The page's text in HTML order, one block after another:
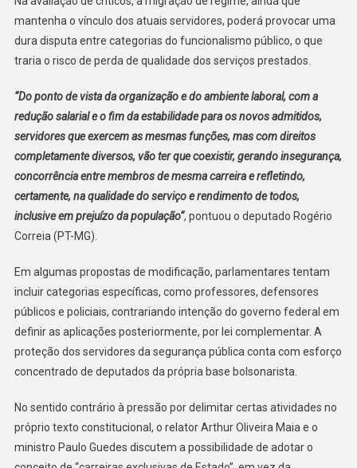
mantenha o vínculo dos atuais servidores, poderá provocar uma
dura disputa entre categorias do funcionalismo público, o que
traria o risco de perda de qualidade dos serviços prestados.
“Do ponto de vista da organização e do ambiente laboral, com a
redução salarial e o fim da estabilidade para os novos admitidos,
servidores que exercem as mesmas funções, mas com direitos
completamente diversos, vão ter que coexistir, gerando insegurança,
concorrência entre membros de mesma carreira e refletindo,
certamente, na qualidade do serviço e rendimento de todos,
inclusive em prejuízo da população“, pontuou o deputado Rogério
Correia (PT-MG).
Em algumas propostas de modificação, parlamentares tentam
incluir categorias específicas, como professores, defensores
públicos e policiais, contrariando intenção do governo federal em
definir as aplicações posteriormente, por lei complementar. A
proteção dos servidores da segurança pública conta com esforço
concentrado de deputados da própria base bolsonarista.
No sentido contrário à pressão por delimitar certas atividades no
próprio texto constitucional, o relator Arthur Oliveira Maia e o
ministro Paulo Guedes discutem a possibilidade de adotar o